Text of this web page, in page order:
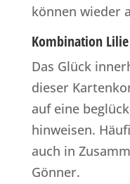
können wieder
Kombination
Das Glück
dieser
auf eine
hinweisen.
auch in
Gönner.